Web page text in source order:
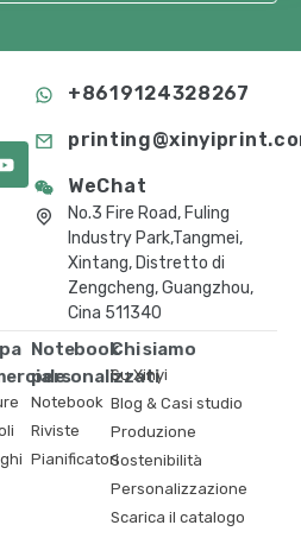
+8619124328267
WeChat
No.3 Fire Road, Fuling
Industry Park,Tangmei,
Xintang, Distretto di
Zengcheng, Guangzhou,
Cina 511340
Notebook
personalizzati
Notebook
Riviste
Pianificatori
Chi siamo
Su Xinyi
Blog & Casi studio
Produzione
Sostenibilità
Personalizzazione
Scarica il catalogo